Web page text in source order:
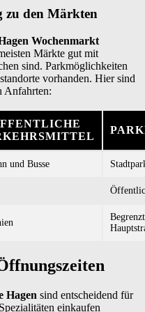
zu den Märkten
Wochenmarkt
Märkte gut mit
sind. Parkmöglichkeiten
vorhanden. Hier sind
Anfahrten:
und Busse
Hagen sind entscheidend für
einkaufen